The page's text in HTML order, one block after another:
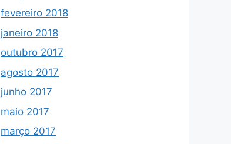
fevereiro 2018
janeiro 2018
outubro 2017
agosto 2017
junho 2017
maio 2017
março 2017